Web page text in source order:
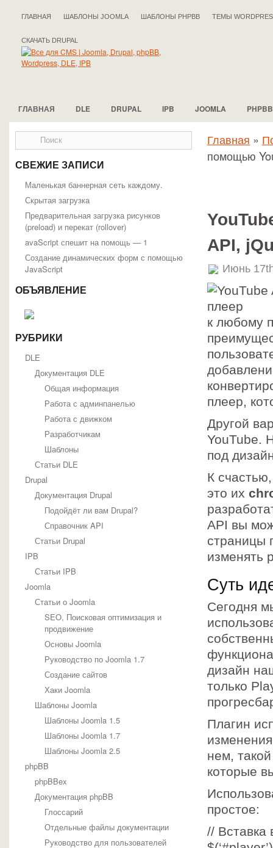
ГЛАВНАЯ ШАБЛОНЫ JOOMLA ШАБЛОНЫ PHPBB ТЕМЫ
СКАЧАТЬ DRUPAL
ГЛАВНАЯ DLE DRUPAL IPB JOOMLA PHPBB
СВЕЖИЕ ЗАПИСИ
Маленькая баннерная сеть каждому.
Скрытая загрузка
Предварительная загрузка рисунков
(preload) и перекат (rollover)
avaScript спешит на помощь — 1
Создание динамических форм с помощью
JavaScript
ОБЪЯВЛЕНИЕ
РУБРИКИ
DLE
Документация DLE
Общая информация
Работа с админпанелью
Работа с движком
Разработчикам
Шаблоны
Статьи DLE
Drupal
Документация Drupal
Подойдёт ли вам Drupal?
Справочник API
Статьи Drupal
IPB
Статьи IPB
Joomla
Статьи о Joomla
SEO, Поисковая оптимизация и
продвижение
Основы Joomla
Руководство по Joomla 1.7
Создание сайтов
Хаки Joomla
Шаблоны Joomla
Шаблоны Joomla 1.5
Шаблоны Joomla 1.7
Шаблоны Joomla 2.5
phpBB
phpBBex
Документация phpBB
Глоссарий
Отдельные файлы документации
Руководство для пользователей
Главная »
помощью
API,
Июнь
к любому
плеер,
Другой
YouTube.
под
К
это их
API вы
страницы
изменять
Суть
Сегодня
дизайн
только
Плагин
нем,
которые
простое:
// Вставка